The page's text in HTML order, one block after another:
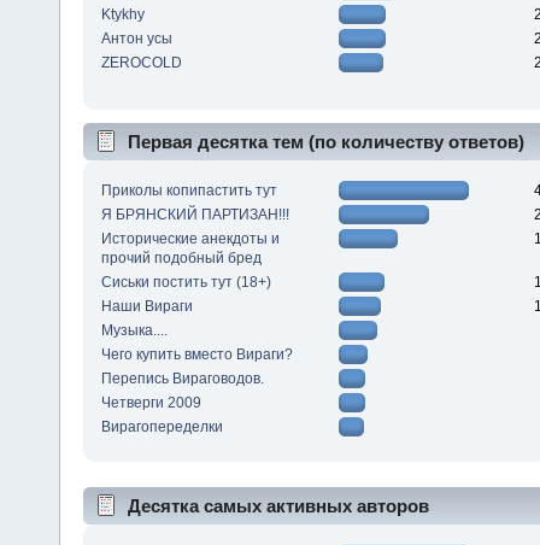
Ktykhy
Антон усы
ZEROCOLD
Первая десятка тем (по количеству ответов)
Приколы копипастить тут
Я БРЯНСКИЙ ПАРТИЗАН!!!
Исторические анекдоты и
прочий подобный бред
Сиськи постить тут (18+)
Наши Вираги
Музыка....
Чего купить вместо Вираги?
Перепись Вираговодов.
Четверги 2009
Вирагопеределки
Десятка самых активных авторов